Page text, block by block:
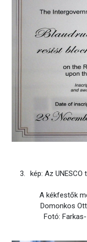
kép: Az
A kékfestők
Domonkos
Fotó: